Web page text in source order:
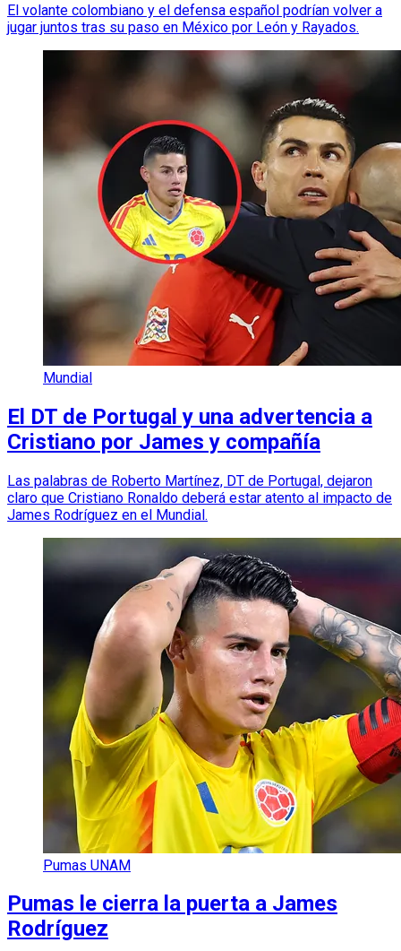
El volante colombiano y el defensa español podrían volver a
jugar juntos tras su paso en México por León y Rayados.
Mundial
El DT de Portugal y una advertencia a
Cristiano por James y compañía
Las palabras de Roberto Martínez, DT de Portugal, dejaron
claro que Cristiano Ronaldo deberá estar atento al impacto de
James Rodríguez en el Mundial.
Pumas UNAM
Pumas le cierra la puerta a James
Rodríguez